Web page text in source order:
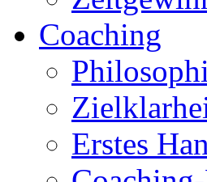
Coaching
Erstes